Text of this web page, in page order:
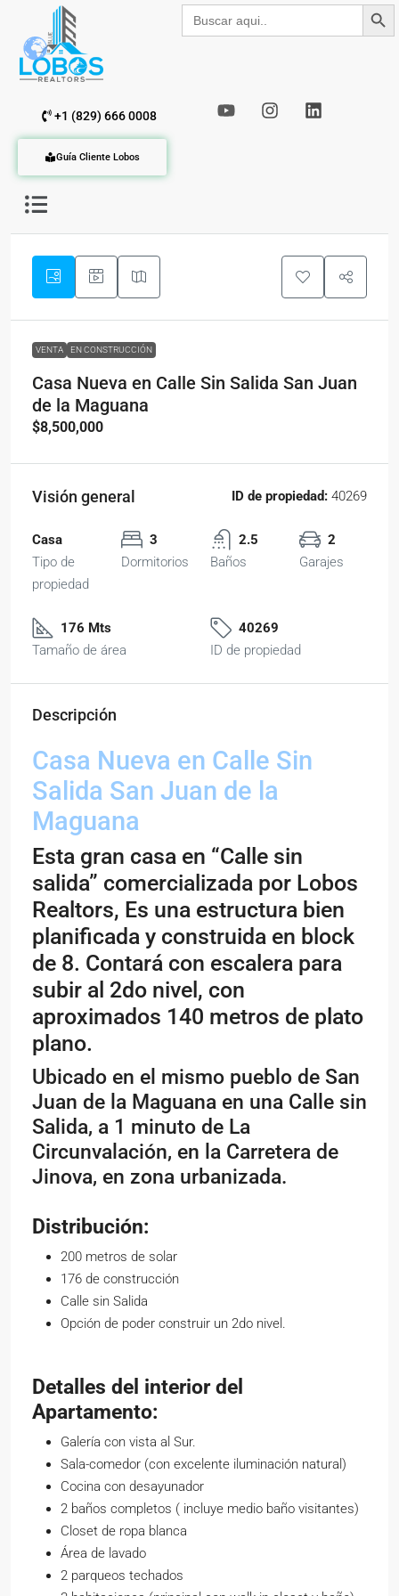
Buscar: Botón de
+1 (829) 666 0008
Guía Cliente Lobos
VENTA EN CONSTRUCCIÓN
Casa Nueva en Calle Sin Salida San Juan
de la Maguana
$8,500,000
Visión general ID de propiedad: 40269
Casa
Tipo de
propiedad
3
Dormitorios
2.5
Baños
2
Garajes
176 Mts
Tamaño de área
40269
ID de propiedad
Descripción
Casa Nueva en Calle Sin
Salida San Juan de la
Maguana
Esta gran casa en “Calle sin
salida” comercializada por Lobos
Realtors, Es una estructura bien
planificada y construida en block
de 8. Contará con escalera para
subir al 2do nivel, con
aproximados 140 metros de plato
plano.
Ubicado en el mismo pueblo de San
Juan de la Maguana en una Calle sin
Salida, a 1 minuto de La
Circunvalación, en la Carretera de
Jinova, en zona urbanizada.
Distribución:
200 metros de solar
176 de construcción
Calle sin Salida
Opción de poder construir un 2do nivel.
Detalles del interior del
Apartamento:
Galería con vista al Sur.
Sala-comedor (con excelente iluminación natural)
Cocina con desayunador
2 baños completos ( incluye medio baño visitantes)
Closet de ropa blanca
Área de lavado
2 parqueos techados